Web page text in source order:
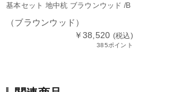
基本セット 地中杭 ブラウンウッド /B
（ブラウンウッド）
￥38,520 (税込)
385ポイント